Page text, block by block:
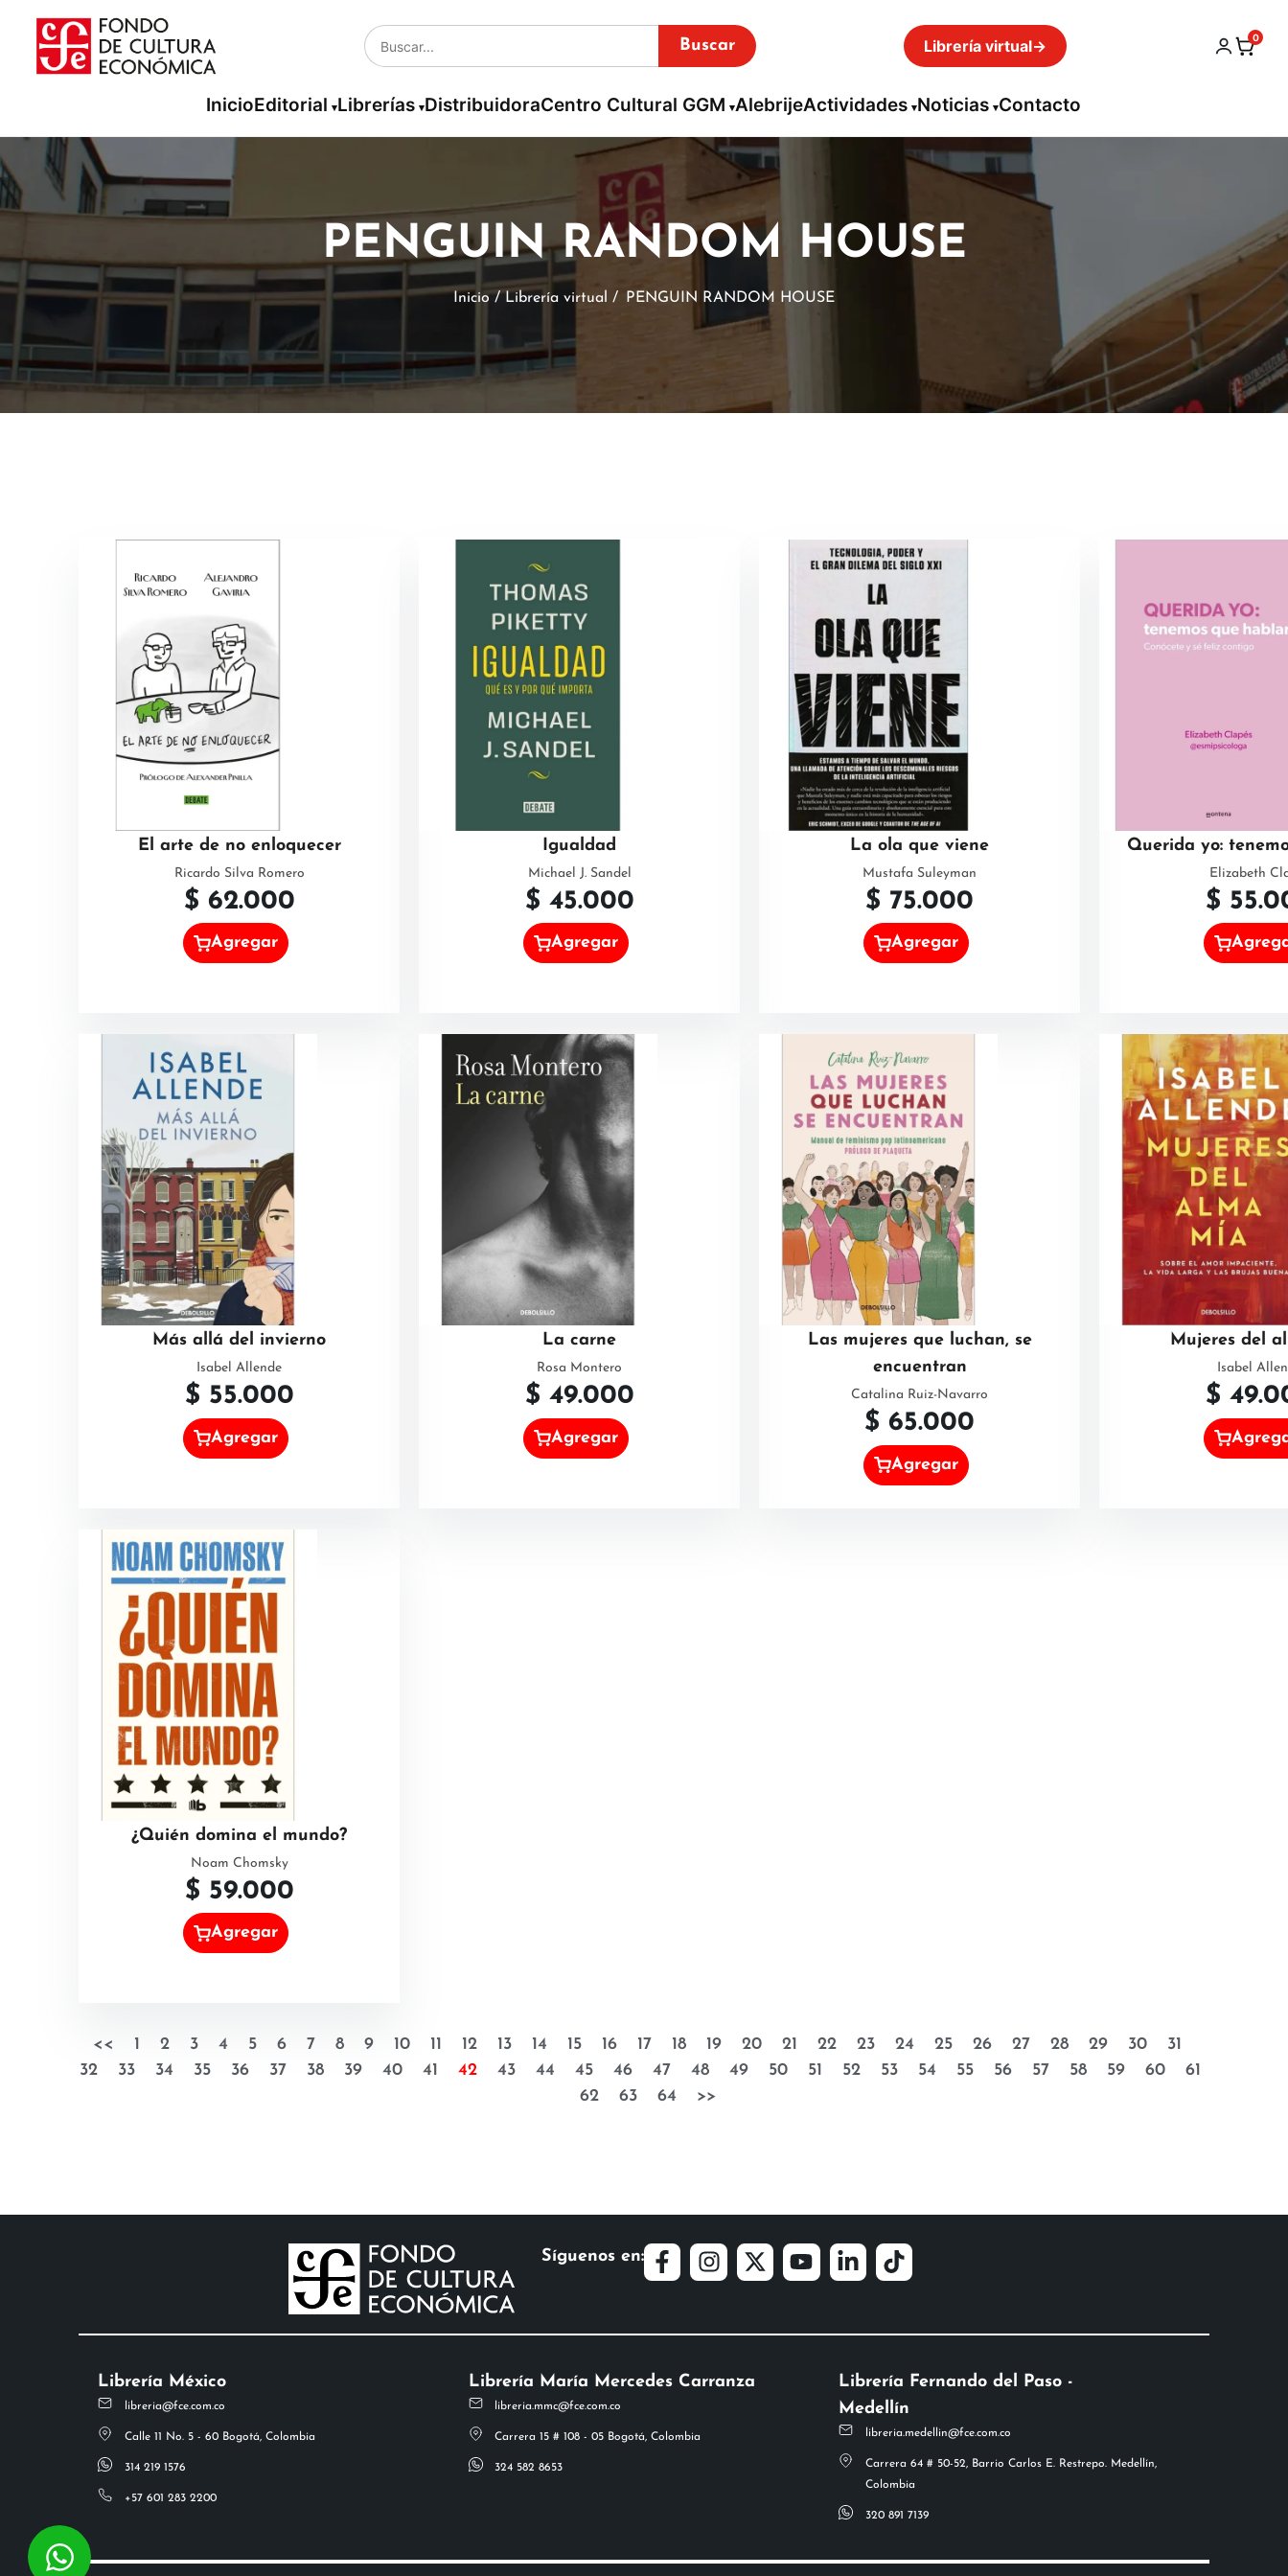
Buscar Librería virtual→ 0
InicioEditorial Librerías DistribuidoraCentro Cultural GGM AlebrijeActividades Noticias Contacto
PENGUIN RANDOM HOUSE
Inicio / Librería virtual / PENGUIN RANDOM HOUSE
El arte de no enloquecer
Ricardo Silva Romero
$ 62.000
Agregar
Igualdad
Michael J. Sandel
$ 45.000
Agregar
La ola que viene
Mustafa Suleyman
$ 75.000
Agregar
Querida yo:
Elizabeth
$
Más allá del invierno
Isabel Allende
$ 55.000
Agregar
La carne
Rosa Montero
$ 49.000
Agregar
Las mujeres que luchan, se
encuentran
Catalina Ruiz-Navarro
$ 65.000
Agregar
Mujeres del
Isabel
$
¿Quién domina el mundo?
Noam Chomsky
$ 59.000
Agregar
<< 1 2 3 4 5 6 7 8 9 10 11 12 13 14 15 16 17 18 19 20 21 22 23 24 25 26 27 28 29 30
31
32
33 34 35 36 37 38 39 40 41 42 43 44 45 46 47 48 49 50 51 52 53 54 55 56 57 58 59 60
61
62
63 64 >>
Síguenos en:
Librería México
libreria@fce.com.co
Calle 11 No. 5 - 60 Bogotá, Colombia
314 219 1576
+57 601 283 2200
Librería María Mercedes Carranza
libreria.mmc@fce.com.co
Carrera 15 # 108 - 05 Bogotá, Colombia
324 582 8653
Librería Fernando del Paso -
Medellín
libreria.medellin@fce.com.co
Carrera 64 # 50-52, Barrio Carlos E. Restrepo. Medellín,
Colombia
320 891 7139